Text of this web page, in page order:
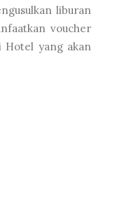
liburan
voucher
Hotel yang akan